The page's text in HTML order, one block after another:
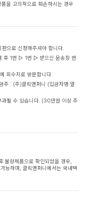
을 고의적으로 훼손하시는 경우
으로 신청해주셔야 합니다.
후 1번 ▷ 1번 ▷ 받으신 운송장 번
회수지로 방문합니다.
: (주)클릭앤퍼니 (입금자명 옆
과될 수 있습니다. (30만원 이상 주
불량제품으로 확인되었을 경우,
능하며, 클릭앤퍼니에서는 국내택